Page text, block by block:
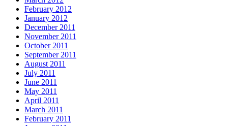
February 2012
January 2012
December 2011
November 2011
October 2011
September 2011
August 2011
July 2011
June 2011
May 2011
April 2011
March 2011
February 2011